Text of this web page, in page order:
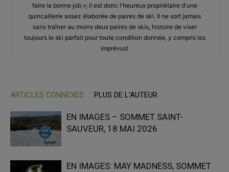
faire la bonne job »; il est donc l'heureux propriétaire d'une
quincaillerie assez élaborée de paires de ski. Il ne sort jamais
sans traîner au moins deux paires de skis, histoire de viser
toujours le ski parfait pour toute condition donnée, y compris les
imprévus!
ARTICLES CONNEXES PLUS DE L'AUTEUR
EN IMAGES – SOMMET SAINT-
SAUVEUR, 18 MAI 2026
EN IMAGES: MAY MADNESS, SOMMET